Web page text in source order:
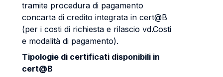
tramite procedura di pagamento
concarta di credito integrata in cert@B
(per i costi di richiesta e rilascio vd.Costi
e modalità di pagamento).
Tipologie di certificati disponibili in
cert@B